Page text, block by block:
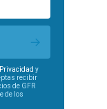
y
recibir
de GFR
de los